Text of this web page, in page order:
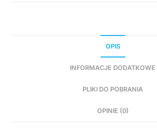
OPIS
INFORMACJE DODATKOWE
PLIKI DO POBRANIA
OPINIE (0)